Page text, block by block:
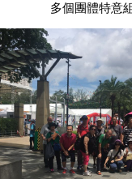
多個團體特意